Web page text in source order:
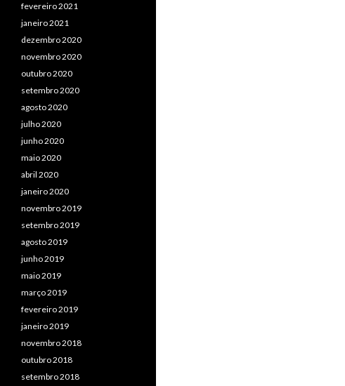
fevereiro 2021
janeiro 2021
dezembro 2020
novembro 2020
outubro 2020
setembro 2020
agosto 2020
julho 2020
junho 2020
maio 2020
abril 2020
janeiro 2020
novembro 2019
setembro 2019
agosto 2019
junho 2019
maio 2019
março 2019
fevereiro 2019
janeiro 2019
novembro 2018
outubro 2018
setembro 2018